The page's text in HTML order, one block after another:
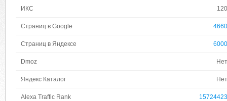
ИКС 120
Страниц в Google 4660
Страниц в Яндексе 6000
Dmoz Нет
Яндекс Каталог Нет
Alexa Traffic Rank 15724423